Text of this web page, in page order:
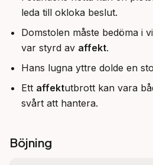
leda till okloka beslut.
Domstolen måste bedöma i
var styrd av affekt.
Hans lugna yttre dolde en
Ett affektutbrott kan vara
svårt att hantera.
Böjning